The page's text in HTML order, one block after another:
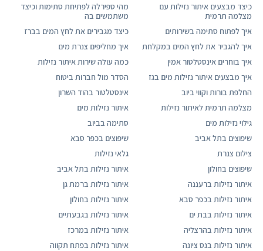
כיצד מבצעים איתור נזילות עם
מצלמה תרמית
מהי ספירלה לפתיחת סתימות וכיצד
משתמשים בה
איך לפתוח סתימה בשירותים
כיצד מגבירים את לחץ המים בברז
איך להגביר את לחץ המים במקלחת
איך מחליפים צנרת מים
איך בוחרים אינסטלטור אמין
כמה עולה שירות איתור נזילות
איך מבצעים איתור נזילות מים בגז
הסדר מול חברות ביטוח
החלפת בורות וקווי ביוב
אינסטלטור בהוד השרון
מצלמה תרמית לאיתור נזילות
איתור נזילות מים
גילוי נזילות מים
סתימה בביוב
שיפוצים בתל אביב
שיפוצים בכפר סבא
צילום צנרת
גלאי נזילות
שיפוצים בחולון
איתור נזילות בתל אביב
איתור נזילות ברעננה
איתור נזילות ברמת גן
איתור נזילות בכפר סבא
איתור נזילות בחולון
איתור נזילות בבת ים
איתור נזילות בגבעתיים
איתור נזילות בהרצליה
איתור נזילות במרכז
איתור נזילות בנס ציונה
איתור נזילות בפתח תקווה